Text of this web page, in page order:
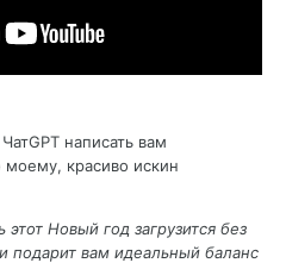
написать вам
красиво искин
Новый год загрузится без
подарит вам идеальный баланс